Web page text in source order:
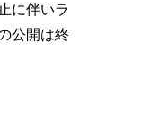
に伴いラ
公開は終